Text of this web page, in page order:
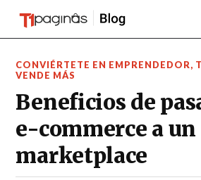
CONVIÉRTETE EN EMPRENDEDOR,
VENDE MÁS
Beneficios de
e-commerce a un
marketplace